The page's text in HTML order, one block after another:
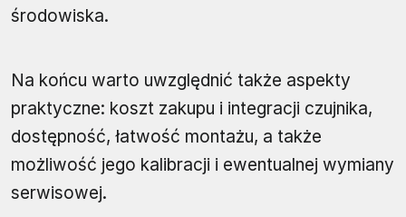
środowiska.
Na końcu warto uwzględnić także aspekty
praktyczne: koszt zakupu i integracji czujnika,
dostępność, łatwość montażu, a także
możliwość jego kalibracji i ewentualnej wymiany
serwisowej.